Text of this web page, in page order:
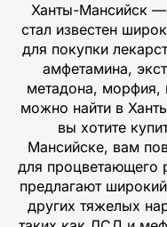
Ханты-Мансийск —
стал известен
для покупки
амфетамина,
метадона,
можно найти в
вы хотите
Мансийске, вам
для процветающего
предлагают
других тяжелых